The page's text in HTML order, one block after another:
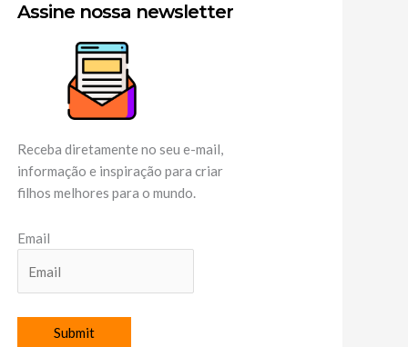
Assine nossa newsletter
Receba diretamente no seu e-mail,
informação e inspiração para criar
filhos melhores para o mundo.
Email